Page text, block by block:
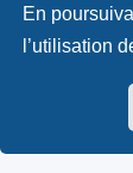
En
l’utilisation